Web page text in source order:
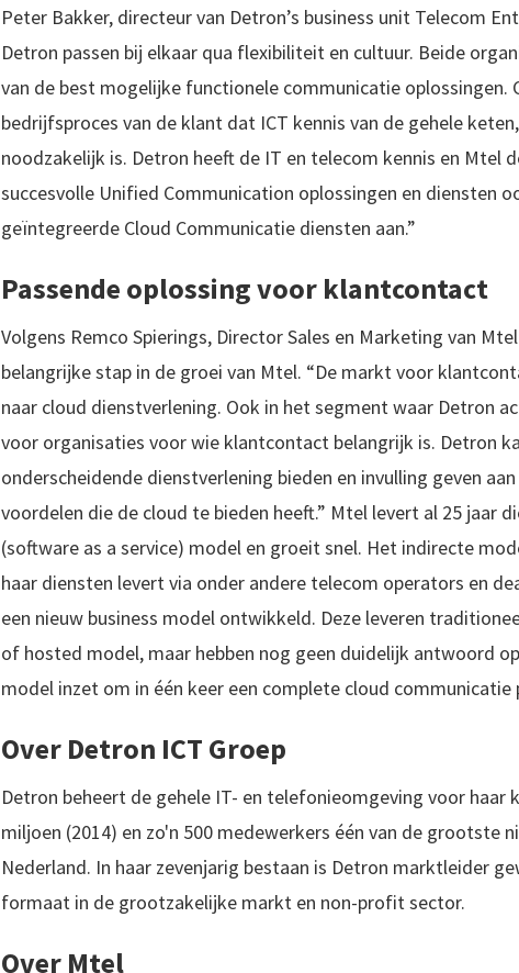
Peter Bakker, directeur van Detron’s business unit Telecom
Detron passen bij elkaar qua flexibiliteit en cultuur. Beide
van de best mogelijke functionele communicatie
bedrijfsproces van de klant dat ICT kennis van de gehele
noodzakelijk is. Detron heeft de IT en telecom kennis en Mtel
succesvolle Unified Communication oplossingen en diensten
geïntegreerde Cloud Communicatie diensten aan.”
Passende oplossing voor klantcontact
Volgens Remco Spierings, Director Sales en Marketing van
belangrijke stap in de groei van Mtel. “De markt voor
naar cloud dienstverlening. Ook in het segment waar Detron
voor organisaties voor wie klantcontact belangrijk is. Detron
onderscheidende dienstverlening bieden en invulling geven
voordelen die de cloud te bieden heeft.” Mtel levert al 25 jaar
(software as a service) model en groeit snel. Het indirecte
haar diensten levert via onder andere telecom operators en
een nieuw business model ontwikkeld. Deze leveren
of hosted model, maar hebben nog geen duidelijk antwoord
model inzet om in één keer een complete cloud
Over Detron ICT Groep
Detron beheert de gehele IT- en telefonieomgeving voor haar
miljoen (2014) en zo'n 500 medewerkers één van de grootste
Nederland. In haar zevenjarig bestaan is Detron marktleider
formaat in de grootzakelijke markt en non-profit sector.
Over Mtel